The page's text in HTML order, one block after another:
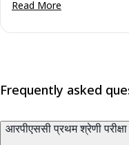
Read More
Frequently asked
आरपीएससी प्रथम श्रेणी